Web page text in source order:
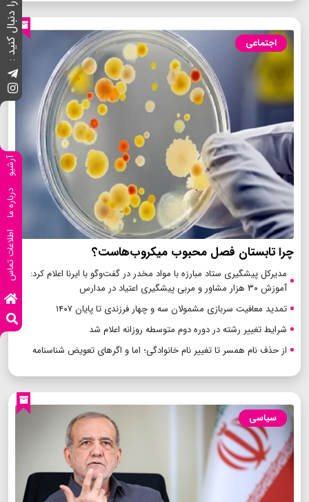
ما را دنبال کنید :
آرشیو
درباره ما
اطلاعات تماس
اجتماعی
چرا تابستان فصل محبوب میکروب‌هاست؟
مدیرکل پیشگیری ستاد مبارزه با مواد مخدر در گفت‌وگو با ایرنا اعلام کرد:
آموزش ۳۰ هزار مشاور و مربی پیشگیری اعتیاد در مدارس
تمدید معافیت سربازی مشمولان سه و چهار فرزندی تا پایان ۱۴۰۷
شرایط تغییر رشته در دوره دوم متوسطه روزانه اعلام شد
از حذف نام همسر تا تغییر نام خانوادگی؛ اما و اگرهای تعویض شناسنامه
سیاسی